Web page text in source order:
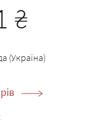
₴
(Україна)